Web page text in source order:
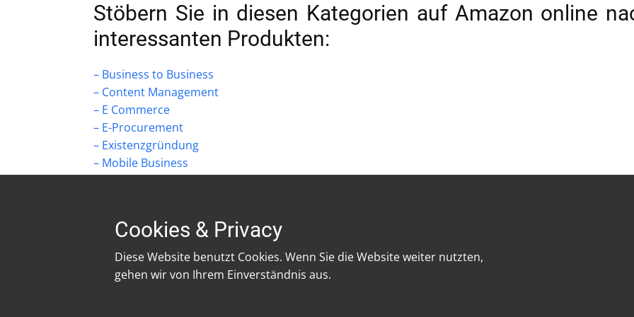
Stöbern Sie in diesen Kategorien auf Amazon online
interessanten Produkten:
– Business to Business
– Content Management
– E Commerce
– E-Procurement
– Existenzgründung
– Mobile Business
Startseite Freelancer Tätigkeiten Investieren und Trading
Cookies & Privacy
Diese Website benutzt Cookies. Wenn Sie die Website weiter nutzten,
gehen wir von Ihrem Einverständnis aus.